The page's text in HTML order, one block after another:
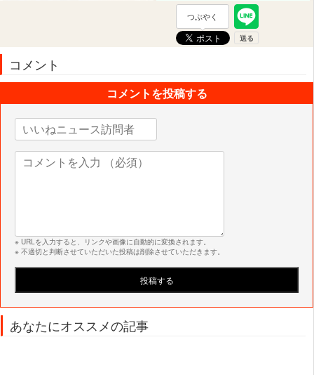
つぶやく
コメント
コメントを投稿する
※ URLを入力すると、リンクや画像に自動的に変換されます。
※ 不適切と判断させていただいた投稿は削除させていただきます。
あなたにオススメの記事